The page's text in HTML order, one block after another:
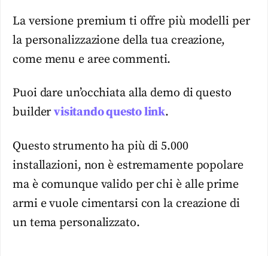
La versione premium ti offre più modelli per
la personalizzazione della tua creazione,
come menu e aree commenti.
Puoi dare un’occhiata alla demo di questo
buildervisitando questo link.
Questo strumento ha più di 5.000
installazioni, non è estremamente popolare
ma è comunque valido per chi è alle prime
armi e vuole cimentarsi con la creazione di
un tema personalizzato.